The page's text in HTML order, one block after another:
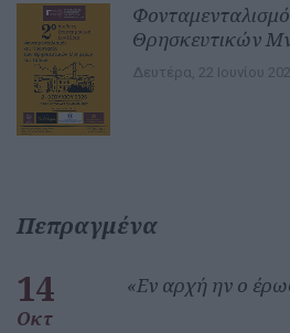
Θρησκευτικών
Δευτέρα, 22 Ιουνίου
Πεπραγμένα
14
Οκτ
«Εν αρχή ην ο